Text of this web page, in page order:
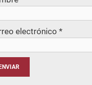
electrónico *